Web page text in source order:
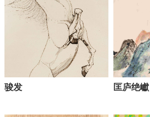
骏发 匡庐绝巘